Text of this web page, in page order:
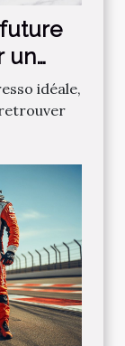
un
idéale,